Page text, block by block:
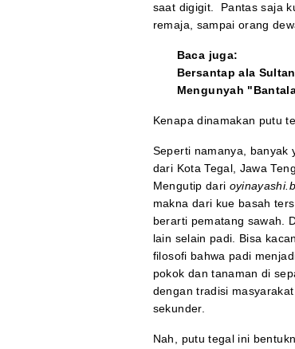
saat digigit. Pantas saja
remaja, sampai orang
Baca juga:
Bersantap ala
Mengunyah
Kenapa dinamakan putu
Seperti namanya, banyak
dari Kota Tegal, Jawa
Mengutip dari
makna dari kue basah
berarti pematang sawah.
lain selain padi. Bisa
filosofi bahwa padi
pokok dan tanaman di
dengan tradisi
sekunder.
Nah, putu tegal ini